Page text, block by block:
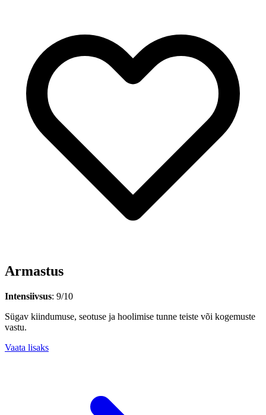
Armastus
Intensiivsus: 9/10
Sügav kiindumuse, seotuse ja hoolimise tunne teiste või kogemuste
vastu.
Vaata lisaks